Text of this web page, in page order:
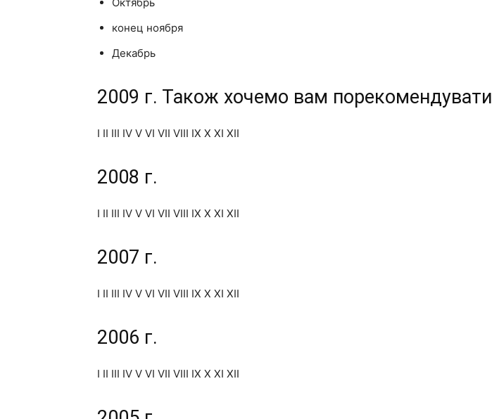
конец ноября
Декабрь
2009 г. Також хочемо вам порекомендувати
I II III IV V VI VII VIII IX X XI XII
2008 г.
I II III IV V VI VII VIII IX X XI XII
2007 г.
I II III IV V VI VII VIII IX X XI XII
2006 г.
I II III IV V VI VII VIII IX X XI XII